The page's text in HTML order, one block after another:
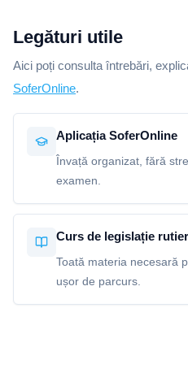
Legături utile
Aici poți consulta întrebări,
SoferOnline.
Aplicația SoferOnline
Învață organizat, fără
examen.
Curs de legislație
Toată materia necesară
ușor de parcurs.